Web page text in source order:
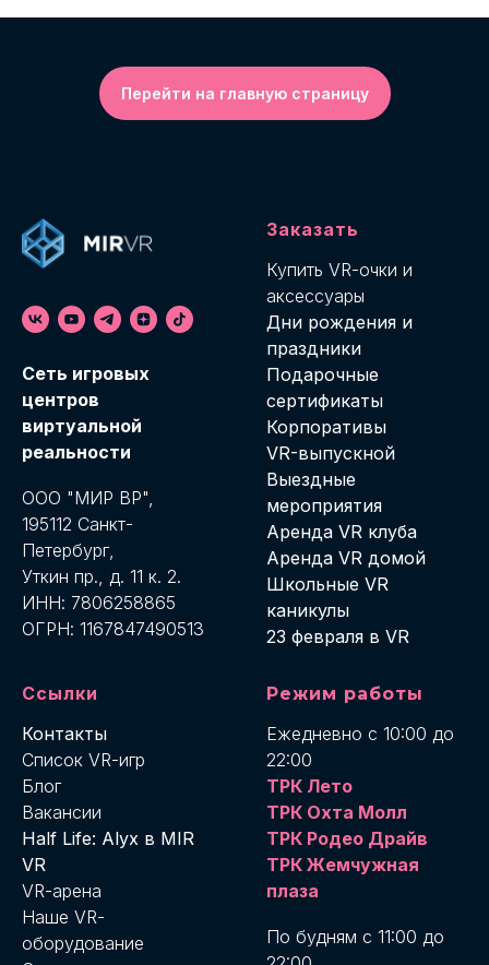
Перейти на главную страницу
Cеть игровых
центров
виртуальной
реальности
ООО "МИР ВР",
195112 Санкт-
Петербург,
Уткин пр., д. 11 к. 2.
ИНН: 7806258865
ОГРН: 1167847490513
Заказать
Купить VR-очки и
аксессуары
Дни рождения и
праздники
Подарочные
сертификаты
Корпоративы
VR-выпускной
Выездные
мероприятия
Аренда VR клуба
Аренда VR домой
Школьные VR
каникулы
23 февраля в VR
Ссылки
Контакты
Список VR-игр
Блог
Вакансии
Half Life: Alyx в MIR
VR
VR-арена
Наше VR-
оборудование
Режим работы
Ежедневно с 10:00 до
22:00
ТРК Лето
ТРК Охта Молл
ТРК Родео Драйв
ТРК Жемчужная
плаза
По будням с 11:00 до